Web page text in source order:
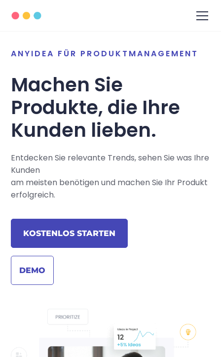
ANYIDEA FÜR PRODUKTMANAGEMENT
Machen Sie
Produkte, die Ihre
Kunden lieben.
Entdecken Sie relevante Trends, sehen Sie was Ihre
Kunden
am meisten benötigen und machen Sie Ihr Produkt
erfolgreich.
KOSTENLOS STARTEN
DEMO